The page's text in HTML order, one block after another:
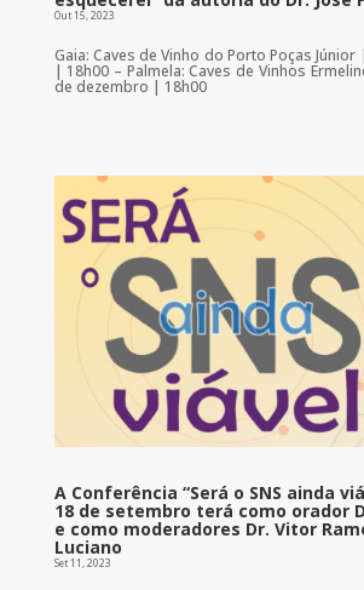
Out 15, 2023
Gaia: Caves de Vinho do Porto Poças
| 18h00 – Palmela: Caves de Vinhos
de dezembro | 18h00
A Conferência “Será o SNS ainda
18 de setembro terá como orador
e como moderadores Dr. Vitor
Luciano
Set 11, 2023